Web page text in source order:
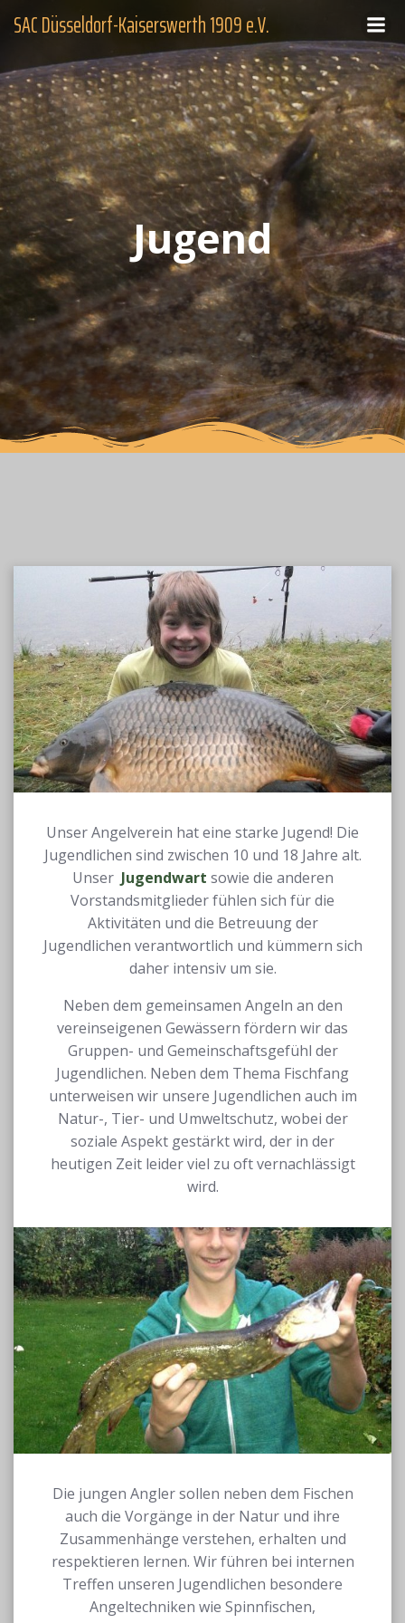
Inhalt
springen
SAC Düsseldorf-Kaiserswerth 1909 e.V.
Jugend
Unser Angelverein hat eine starke Jugend! Die
Jugendlichen sind zwischen 10 und 18 Jahre alt.
Unser Jugendwart sowie die anderen
Vorstandsmitglieder fühlen sich für die
Aktivitäten und die Betreuung der
Jugendlichen verantwortlich und kümmern sich
daher intensiv um sie.
Neben dem gemeinsamen Angeln an den
vereinseigenen Gewässern fördern wir das
Gruppen- und Gemeinschaftsgefühl der
Jugendlichen. Neben dem Thema Fischfang
unterweisen wir unsere Jugendlichen auch im
Natur-, Tier- und Umweltschutz, wobei der
soziale Aspekt gestärkt wird, der in der
heutigen Zeit leider viel zu oft vernachlässigt
wird.
Die jungen Angler sollen neben dem Fischen
auch die Vorgänge in der Natur und ihre
Zusammenhänge verstehen, erhalten und
respektieren lernen. Wir führen bei internen
Treffen unseren Jugendlichen besondere
Angeltechniken wie Spinnfischen,